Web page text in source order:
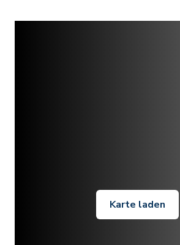
Karte laden